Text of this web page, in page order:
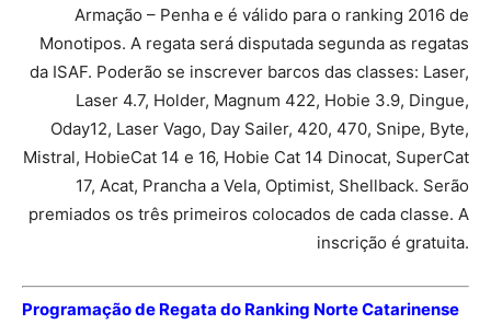
Armação – Penha e é válido para o ranking 2016 de
Monotipos. A regata será disputada segunda as regatas
da ISAF. Poderão se inscrever barcos das classes: Laser,
Laser 4.7, Holder, Magnum 422, Hobie 3.9, Dingue,
Oday12, Laser Vago, Day Sailer, 420, 470, Snipe, Byte,
Mistral, HobieCat 14 e 16, Hobie Cat 14 Dinocat, SuperCat
17, Acat, Prancha a Vela, Optimist, Shellback. Serão
premiados os três primeiros colocados de cada classe. A
inscrição é gratuita.
Programação de Regata do Ranking Norte Catarinense